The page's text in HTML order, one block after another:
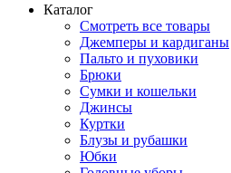
Каталог
Смотреть все товары
Джемперы и кардиганы
Пальто и пуховики
Брюки
Сумки и кошельки
Джинсы
Куртки
Блузы и рубашки
Юбки